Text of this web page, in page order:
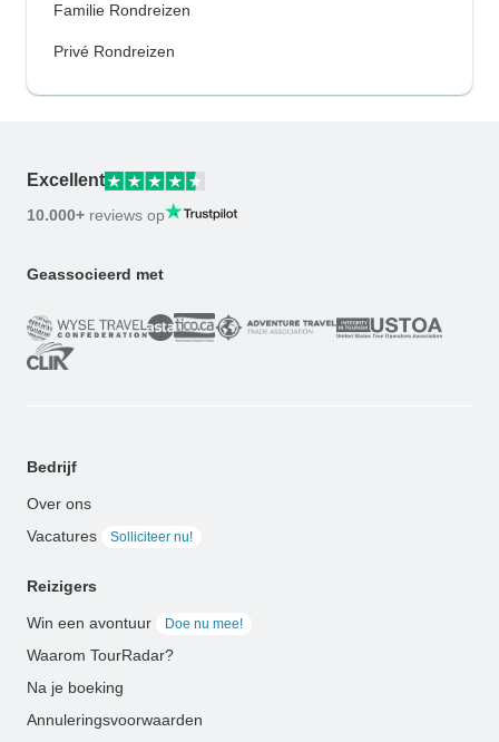
Familie Rondreizen
Privé Rondreizen
Excellent
10.000+ reviews op
Geassocieerd met
Bedrijf
Over ons
Vacatures
Solliciteer nu!
Reizigers
Win een avontuur Doe nu mee!
Waarom TourRadar?
Na je boeking
Annuleringsvoorwaarden